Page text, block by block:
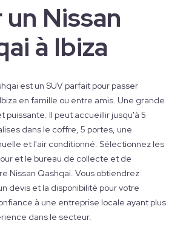
Nissan
à Ibiza
est un SUV parfait pour passer
en famille ou entre amis. Une grande
puissante. Il peut accueillir jusqu'à 5
dans le coffre, 5 portes, une
et l'air conditionné. Sélectionnez les
et le bureau de collecte et de
Nissan Qashqai. Vous obtiendrez
devis et la disponibilité pour votre
à une entreprise locale ayant plus
dans le secteur.